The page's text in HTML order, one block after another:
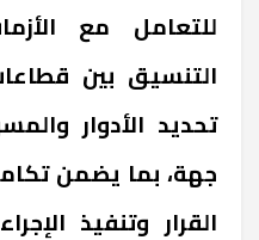
للتعامل مع
التنسيق بين
تحديد الأدوار
جهة، بما يضمن
القرار وتنفيذ